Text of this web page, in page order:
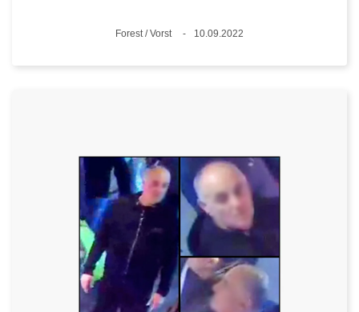
Standort
Forest / Vorst
10.09.2022